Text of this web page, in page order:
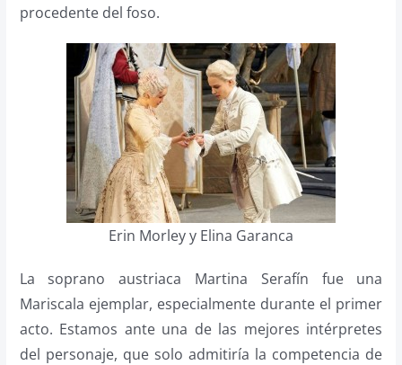
procedente del foso.
Erin Morley y Elina Garanca
La soprano austriaca Martina Serafín fue una
Mariscala ejemplar, especialmente durante el primer
acto. Estamos ante una de las mejores intérpretes
del personaje, que solo admitiría la competencia de